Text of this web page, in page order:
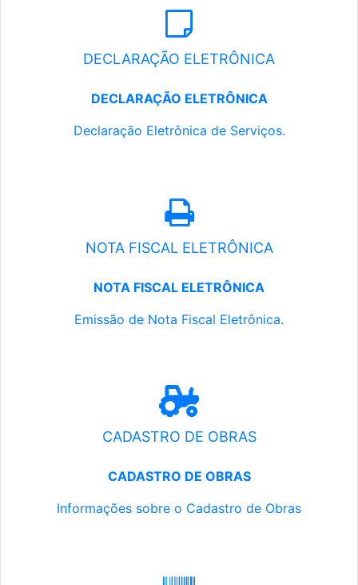
DECLARAÇÃO ELETRÔNICA
DECLARAÇÃO ELETRÔNICA
Declaração Eletrônica de Serviços.
NOTA FISCAL ELETRÔNICA
NOTA FISCAL ELETRÔNICA
Emissão de Nota Fiscal Eletrônica.
CADASTRO DE OBRAS
CADASTRO DE OBRAS
Informações sobre o Cadastro de Obras